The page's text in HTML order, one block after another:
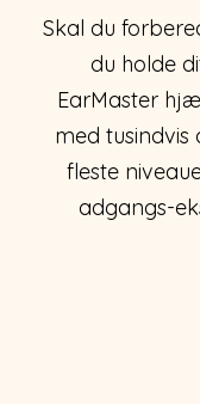
Skal du
du holde
EarMaster
med tusindvis
fleste
adgangs-